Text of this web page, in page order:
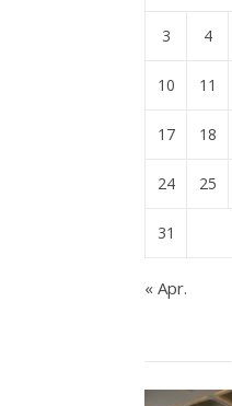
3 4
10 11
17 18
24 25
31
« Apr.